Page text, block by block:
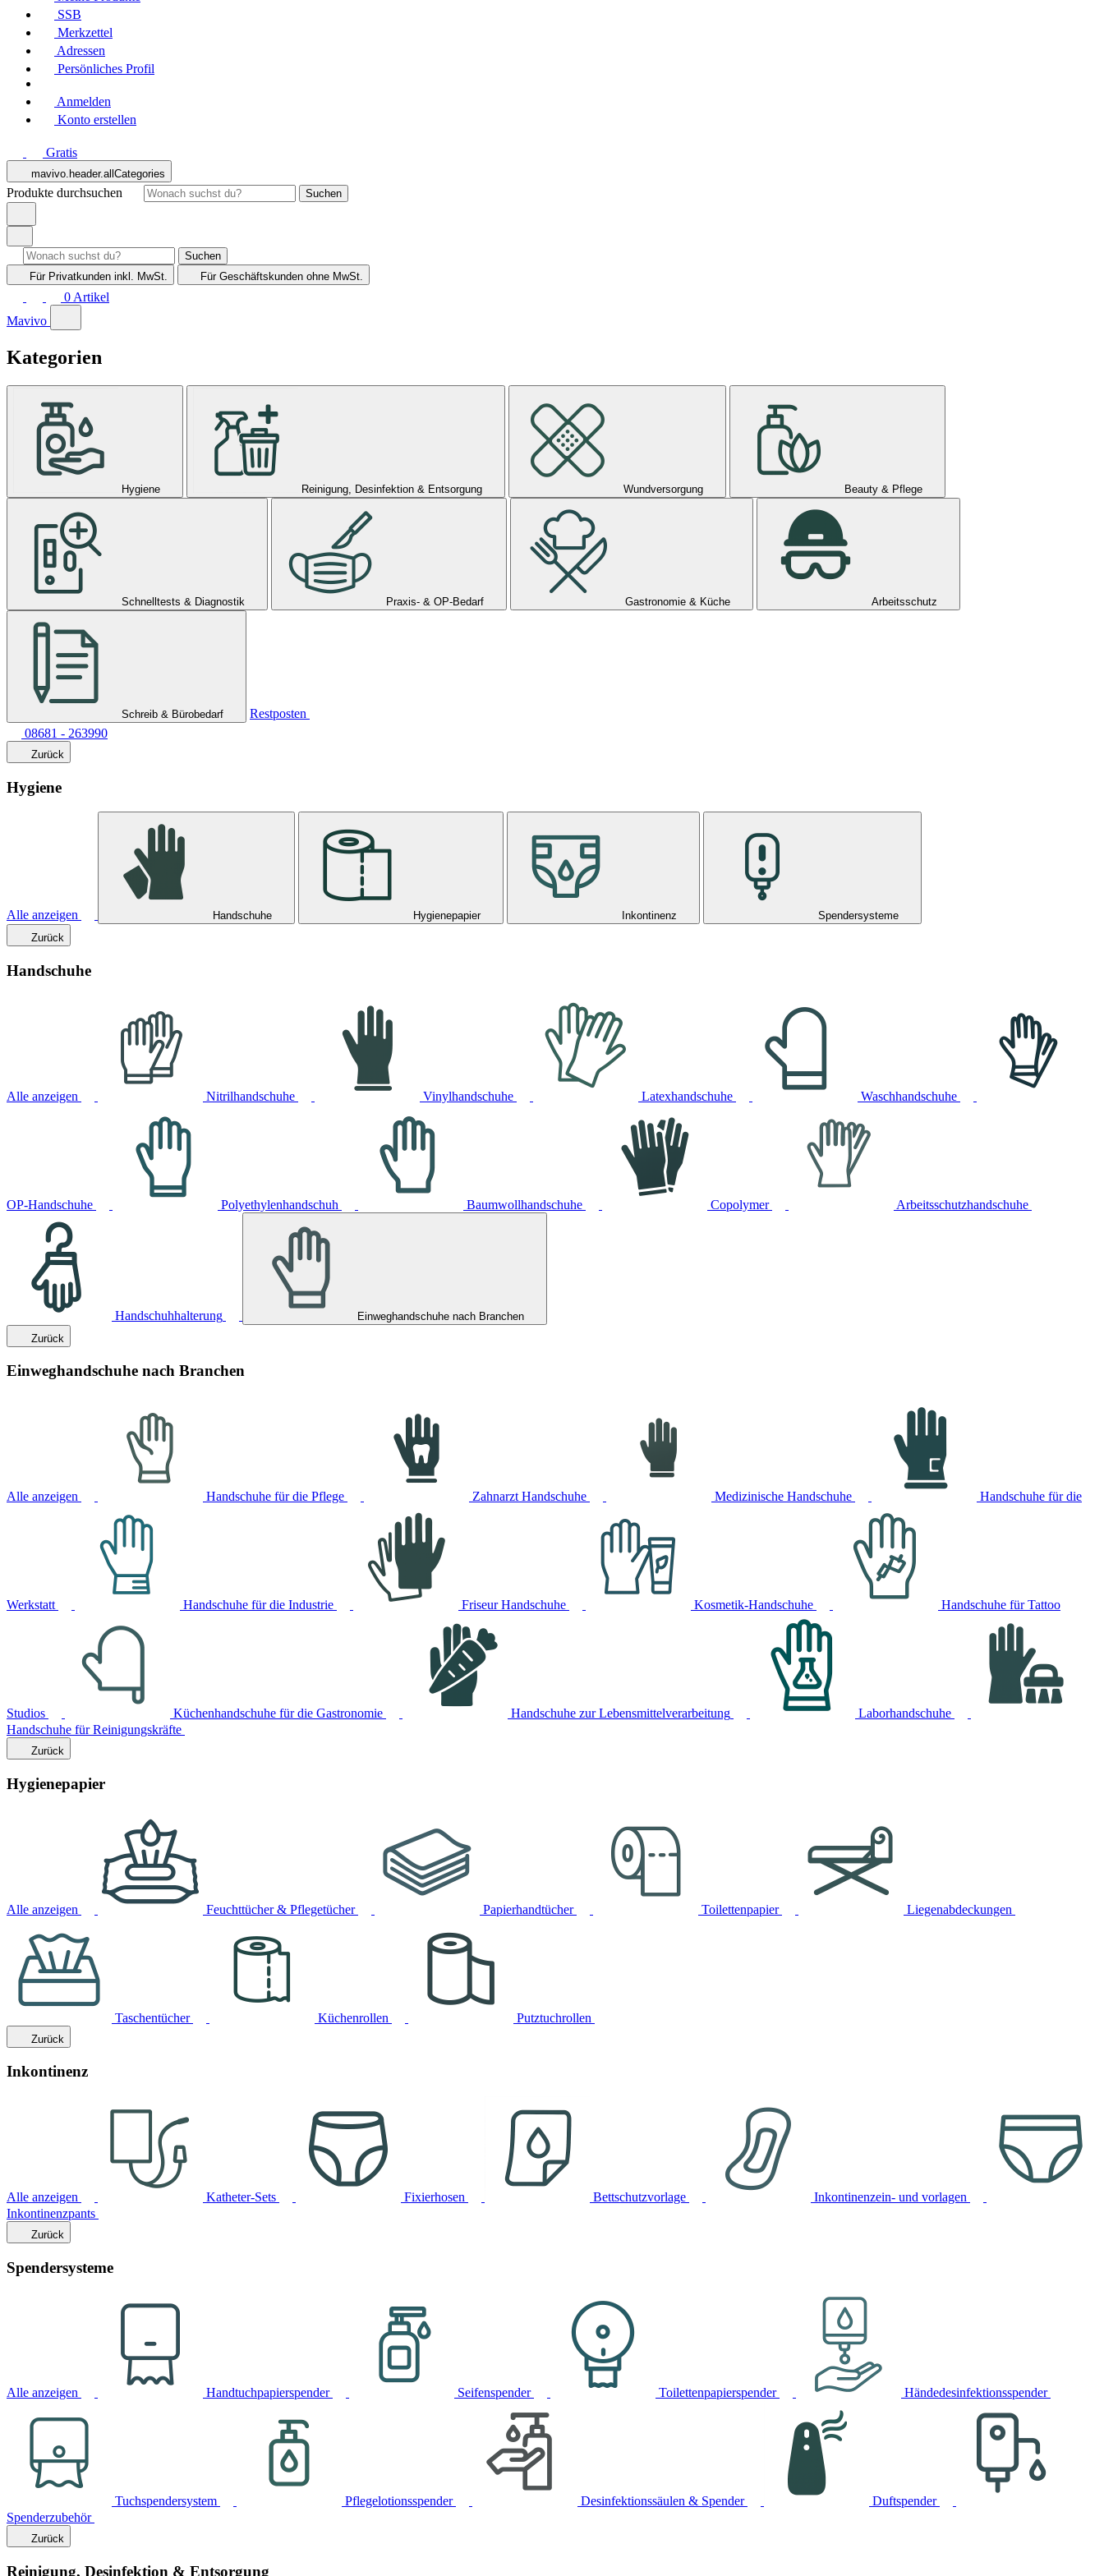
SSB
Merkzettel
Adressen
Persönliches Profil
Anmelden
Konto erstellen
Gratis
mavivo.header.allCategories
Produkte durchsuchen Suchen
Suchen
Für Privatkunden inkl. MwSt. Für Geschäftskunden ohne MwSt.
0 Artikel
Mavivo
Kategorien
Hygiene Reinigung, Desinfektion & Entsorgung Wundversorgung Beauty & Pflege
Schnelltests & Diagnostik Praxis- & OP-Bedarf Gastronomie & Küche Arbeitsschutz
Schreib & Bürobedarf
Restposten
08681 - 263990
Zurück
Hygiene
Alle anzeigen Handschuhe Hygienepapier Inkontinenz
Spendersysteme
Zurück
Handschuhe
Alle anzeigen Nitrilhandschuhe Vinylhandschuhe Latexhandschuhe Waschhandschuhe
OP-Handschuhe Polyethylenhandschuh Baumwollhandschuhe Copolymer Arbeitsschutzhandschuhe
Handschuhhalterung
Einweghandschuhe nach Branchen
Zurück
Einweghandschuhe nach Branchen
Alle anzeigen Handschuhe für die Pflege Zahnarzt Handschuhe Medizinische Handschuhe Handschuhe für die
Werkstatt Handschuhe für die Industrie Friseur Handschuhe Kosmetik-Handschuhe Handschuhe für Tattoo
Studios Küchenhandschuhe für die Gastronomie Handschuhe zur Lebensmittelverarbeitung
Laborhandschuhe
Handschuhe für Reinigungskräfte
Zurück
Hygienepapier
Alle anzeigen Feuchttücher & Pflegetücher Papierhandtücher Toilettenpapier Liegenabdeckungen
Taschentücher Küchenrollen Putztuchrollen
Zurück
Inkontinenz
Alle anzeigen Katheter-Sets Fixierhosen Bettschutzvorlage
Inkontinenzein- und vorlagen
Inkontinenzpants
Zurück
Spendersysteme
Alle anzeigen Handtuchpapierspender Seifenspender Toilettenpapierspender Händedesinfektionsspender
Tuchspendersystem Pflegelotionsspender Desinfektionssäulen & Spender
Duftspender
Spenderzubehör
Zurück
Reinigung, Desinfektion & Entsorgung